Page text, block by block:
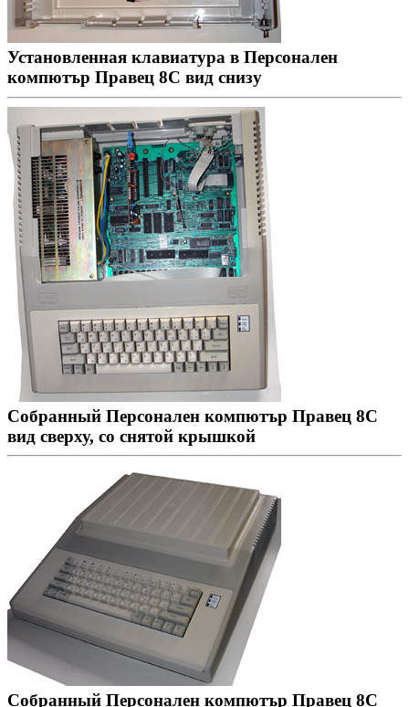
Установленная клавиатура в Персонален
компютър Правец 8С вид снизу
Собранный Персонален компютър Правец 8С
вид сверху, со снятой крышкой
Собранный Персонален компютър Правец 8С